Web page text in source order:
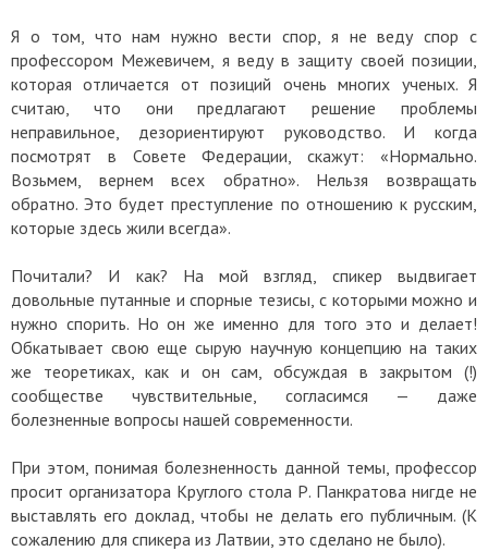
Я о том, что нам нужно вести спор, я не веду спор с
профессором Межевичем, я веду в защиту своей позиции,
которая отличается от позиций очень многих ученых. Я
считаю, что они предлагают решение проблемы
неправильное, дезориентируют руководство. И когда
посмотрят в Совете Федерации, скажут: «Нормально.
Возьмем, вернем всех обратно». Нельзя возвращать
обратно. Это будет преступление по отношению к русским,
которые здесь жили всегда».
Почитали? И как? На мой взгляд, спикер выдвигает
довольные путанные и спорные тезисы, с которыми можно и
нужно спорить. Но он же именно для того это и делает!
Обкатывает свою еще сырую научную концепцию на таких
же теоретиках, как и он сам, обсуждая в закрытом (!)
сообществе чувствительные, согласимся — даже
болезненные вопросы нашей современности.
При этом, понимая болезненность данной темы, профессор
просит организатора Круглого стола Р. Панкратова нигде не
выставлять его доклад, чтобы не делать его публичным. (К
сожалению для спикера из Латвии, это сделано не было).